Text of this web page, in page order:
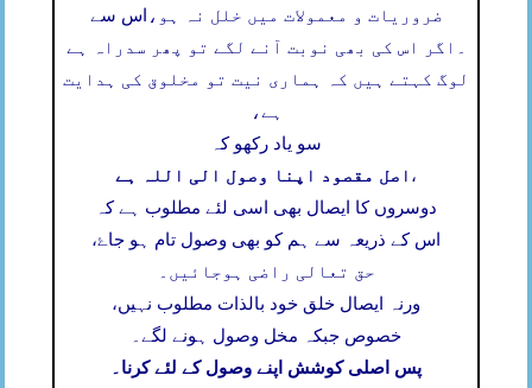
اس سے ضروریات و معمولات میں خلل نہ ہو،
اگر اس کی بھی نوبت آنے لگے تو پھر سدراہ ہے
لوگ کہتے ہیں کہ ہماری نیت تو مخلوق کی ہدایت
ہے،
سو یاد رکھو کہ
اصل مقصود اپنا وصول الی اللہ ہے ،
دوسروں کا ایصال بھی اسی لئے مطلوب ہے کہ
اس کے ذریعہ سے ہم کو بھی وصول تام ہو جاۓ،
حق تعالی راضی ہوجائیں۔
ورنہ ایصال خلق خود بالذات مطلوب نہیں،
خصوص جبکہ مخل وصول ہونے لگے۔
پس اصلی کوشش اپنے وصول کے لئے کرنا۔